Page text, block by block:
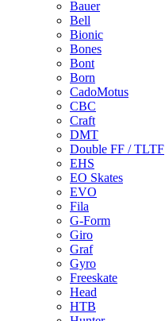
Bauer
Bell
Bionic
Bones
Bont
Born
CadoMotus
CBC
Craft
DMT
Double FF / TLTF
EHS
EO Skates
EVO
Fila
G-Form
Giro
Graf
Gyro
Freeskate
Head
HTB